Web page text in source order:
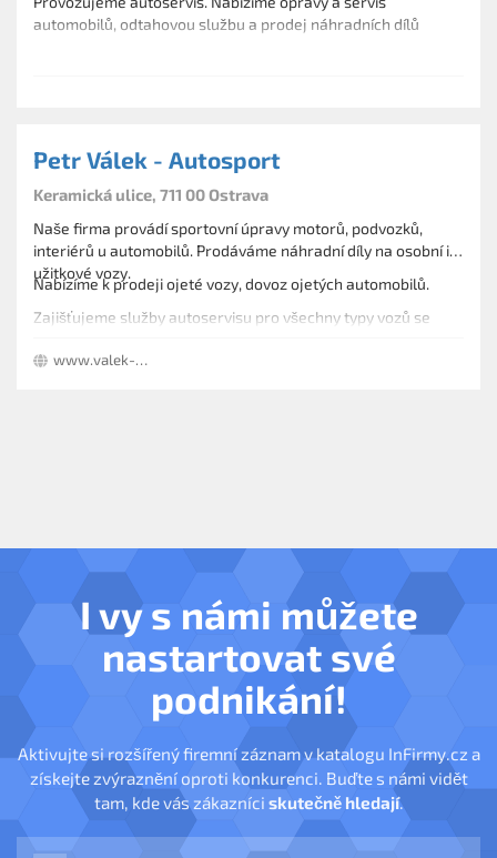
automobilů, odtahovou službu a prodej náhradních dílů
Petr Válek - Autosport
Keramická ulice, 711 00 Ostrava
Naše firma provádí sportovní úpravy motorů, podvozků,
interiérů u automobilů. Prodáváme náhradní díly na osobní i
užitkové vozy.
Nabízíme k prodeji ojeté vozy, dovoz ojetých automobilů.
Zajišťujeme služby autoservisu pro všechny typy vozů se
www.valek-group.com
I vy s námi můžete
nastartovat své
podnikání!
Aktivujte si rozšířený firemní záznam v katalogu InFirmy.cz a
získejte zvýraznění oproti konkurenci. Buďte s námi vidět
tam, kde vás zákazníci skutečně hledají.